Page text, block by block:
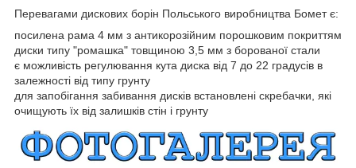
Перевагами дискових борін Польського виробництва Бомет є:
посилена рама 4 мм з антикорозійним порошковим покриттям
диски типу "ромашка" товщиною 3,5 мм з борованої стали
є можливість регулювання кута диска від 7 до 22 градусів в
залежності від типу грунту
для запобігання забивання дисків встановлені скребачки, які
очищують їх від залишків стін і грунту